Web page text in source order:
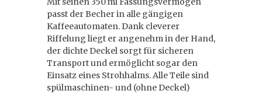
passt der Becher in alle gängigen
Kaffeeautomaten. Dank cleverer
Riffelung liegt er angenehm in der Hand,
der dichte Deckel sorgt für sicheren
Transport und ermöglicht sogar den
Einsatz eines Strohhalms. Alle Teile sind
spülmaschinen- und (ohne Deckel)